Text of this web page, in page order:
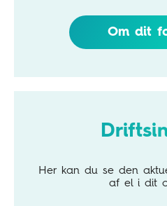
Om dit
Her kan du se den
af el i dit